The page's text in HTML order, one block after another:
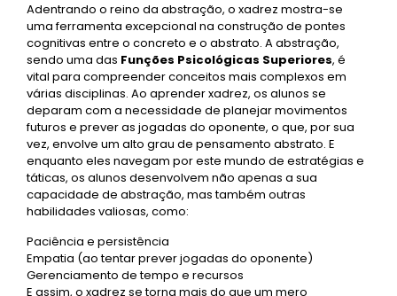
Adentrando o reino da abstração, o xadrez mostra-se
uma ferramenta excepcional na construção de pontes
cognitivas entre o concreto e o abstrato. A abstração,
sendo uma das Funções Psicológicas Superiores, é
vital para compreender conceitos mais complexos em
várias disciplinas. Ao aprender xadrez, os alunos se
deparam com a necessidade de planejar movimentos
futuros e prever as jogadas do oponente, o que, por sua
vez, envolve um alto grau de pensamento abstrato. E
enquanto eles navegam por este mundo de estratégias e
táticas, os alunos desenvolvem não apenas a sua
capacidade de abstração, mas também outras
habilidades valiosas, como:
Paciência e persistência
Empatia (ao tentar prever jogadas do oponente)
Gerenciamento de tempo e recursos
E assim, o xadrez se torna mais do que um mero